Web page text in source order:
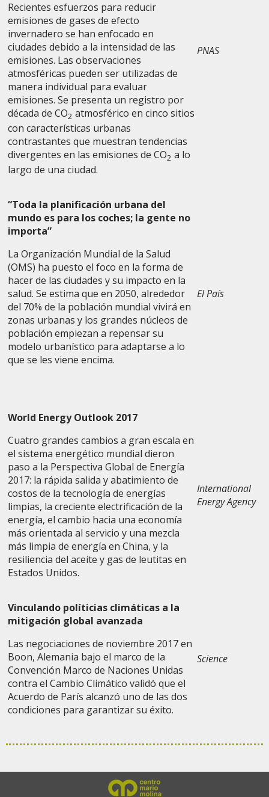
Recientes esfuerzos para reducir
emisiones de gases de efecto
invernadero se han enfocado en
ciudades debido a la intensidad de las
emisiones. Las observaciones
atmosféricas pueden ser utilizadas de
manera individual para evaluar
emisiones. Se presenta un registro por
década de CO2 atmosférico en cinco sitios
con características urbanas
contrastantes que muestran tendencias
divergentes en las emisiones de CO2 a lo
largo de una ciudad.
PNAS
“Toda la planificación urbana del
mundo es para los coches; la gente no
importa”
La Organización Mundial de la Salud
(OMS) ha puesto el foco en la forma de
hacer de las ciudades y su impacto en la
salud. Se estima que en 2050, alrededor
del 70% de la población mundial vivirá en
zonas urbanas y los grandes núcleos de
población empiezan a repensar su
modelo urbanístico para adaptarse a lo
que se les viene encima.
El País
World Energy Outlook 2017
Cuatro grandes cambios a gran escala en
el sistema energético mundial dieron
paso a la Perspectiva Global de Energía
2017: la rápida salida y abatimiento de
costos de la tecnología de energías
limpias, la creciente electrificación de la
energía, el cambio hacia una economía
más orientada al servicio y una mezcla
más limpia de energía en China, y la
resiliencia del aceite y gas de leutitas en
Estados Unidos.
International
Energy Agency
Vinculando políticias climáticas a la
mitigación global avanzada
Las negociaciones de noviembre 2017 en
Boon, Alemania bajo el marco de la
Convención Marco de Naciones Unidas
contra el Cambio Climático validó que el
Acuerdo de París alcanzó uno de las dos
condiciones para garantizar su éxito.
Science